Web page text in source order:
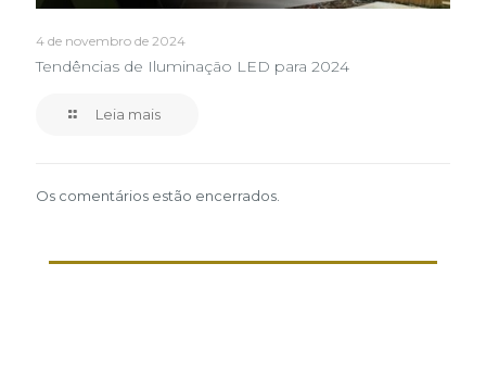
4 de novembro de 2024
Tendências de Iluminação LED para 2024
Leia mais
Os comentários estão encerrados.